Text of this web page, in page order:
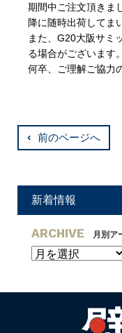
期間中ご注文頂きま
降に随時出荷してま
また、G20大阪サミ
る場合がございます。
何卒、ご理解ご協力
前のページへ
新着情報
ARCHIVE 月別ア